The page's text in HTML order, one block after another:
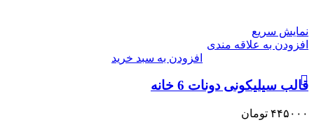
نمایش سریع
افزودن به علاقه مندی
افزودن به سبد خرید
قالب سیلیکونی دونات 6 خانه
۴۴۵۰۰۰ تومان